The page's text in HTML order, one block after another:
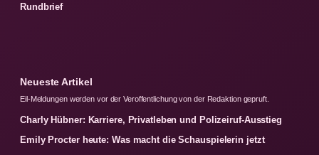
Rundbrief
Neueste Artikel
Eil-Meldungen werden vor der Veroffentlichung von der Redaktion gepruft.
Charly Hübner: Karriere, Privatleben und Polizeiruf-Ausstieg
Emily Procter heute: Was macht die Schauspielerin jetzt